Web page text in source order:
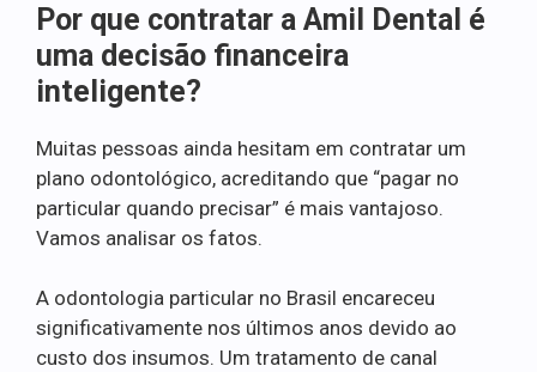
Por que contratar a Amil Dental é
uma decisão financeira
inteligente?
Muitas pessoas ainda hesitam em contratar um
plano odontológico, acreditando que “pagar no
particular quando precisar” é mais vantajoso.
Vamos analisar os fatos.
A odontologia particular no Brasil encareceu
significativamente nos últimos anos devido ao
custo dos insumos. Um tratamento de canal